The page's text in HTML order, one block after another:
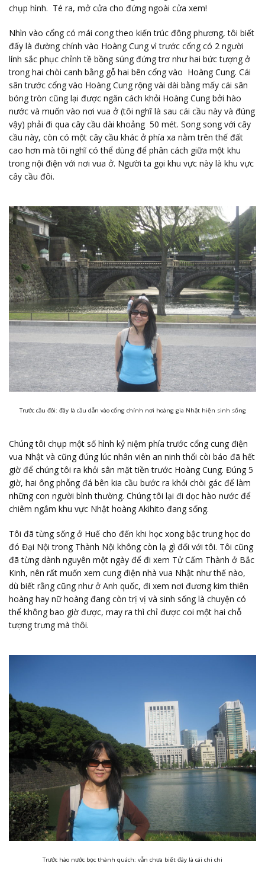
chụp hình. Té ra, mở cửa cho đứng ngoài cửa xem!
Nhìn vào cổng có mái cong theo kiến trúc đông phương, tôi biết
đấy là đường chính vào Hoàng Cung vì trước cổng có 2 người
lính sắc phục chỉnh tề bồng súng đứng trơ như hai bức tượng ở
trong hai chòi canh bằng gỗ hai bên cổng vào Hoàng Cung. Cái
sân trước cổng vào Hoàng Cung rộng vài dài bằng mấy cái sân
bóng tròn cũng lại được ngăn cách khỏi Hoàng Cung bởi hào
nước và muốn vào nơi vua ở (tôi nghĩ là sau cái cầu này và đúng
vậy) phải đi qua cây cầu dài khoảng 50 mét. Song song với cây
cầu này, còn có một cây cầu khác ở phía xa nằm trên thế đất
cao hơn mà tôi nghĩ có thể dùng để phân cách giữa một khu
trong nội điện với nơi vua ở. Người ta gọi khu vực này là khu vực
cây cầu đôi.
Trước cầu đôi: đây là cầu dẫn vào cổng chính nơi hoàng gia Nhật hiện sinh sống
Chúng tôi chụp một số hình kỷ niệm phía trước cổng cung điện
vua Nhật và cũng đúng lúc nhân viên an ninh thổi còi báo đã hết
giờ để chúng tôi ra khỏi sân mặt tiền trước Hoàng Cung. Đúng 5
giờ, hai ông phỗng đá bên kia cầu bước ra khỏi chòi gác để làm
những con người bình thường. Chúng tôi lại đi dọc hào nước để
chiêm ngắm khu vực Nhật hoàng Akihito đang sống.
Tôi đã từng sống ở Huế cho đến khi học xong bậc trung học do
đó Đại Nội trong Thành Nội không còn lạ gì đối với tôi. Tôi cũng
đã từng dành nguyên một ngày để đi xem Tử Cấm Thành ở Bắc
Kinh, nên rất muốn xem cung điện nhà vua Nhật như thế nào,
dù biết rằng cũng như ở Anh quốc, đi xem nơi đương kim thiên
hoàng hay nữ hoàng đang còn trị vị và sinh sống là chuyện có
thể không bao giờ được, may ra thì chỉ được coi một hai chỗ
tượng trưng mà thôi.
Trước hào nước bọc thành quách: vẫn chưa biết đây là cái chi chi